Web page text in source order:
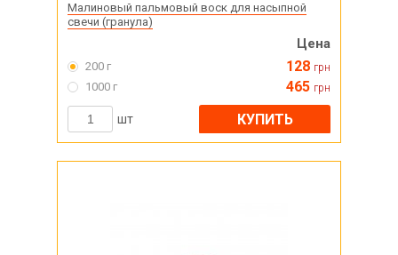
Малиновый пальмовый воск для насыпной
свечи (гранула)
Цена
200 г 128 грн
1000 г 465 грн
шт КУПИТЬ